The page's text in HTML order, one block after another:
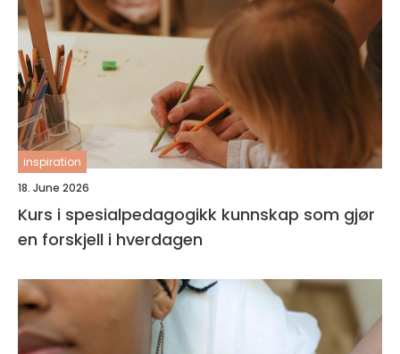
inspiration
18. June 2026
Kurs i spesialpedagogikk kunnskap som gjør
en forskjell i hverdagen